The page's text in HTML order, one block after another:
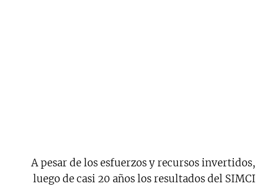
A pesar de los esfuerzos y recursos invertidos,
luego de casi 20 años los resultados del SIMCI